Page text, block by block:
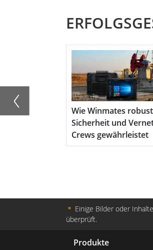
Kette:
Wie Winmates
Sicherheit und
Crews gewährleistet
＊ Einige Bilder oder
überprüft.
Produkte